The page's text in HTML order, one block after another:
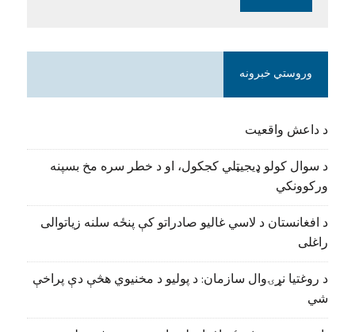
وروستي خبرونه
د داعش واقعیت
د سوال کولو ډیجیټلي کجکول، او د خطر سره مخ بسپنه
ورکوونکي
د افغانستان د لاسي غالیو صادراتو کې پنځه سلنه زیاتوالی
راغلی
د روغتیا نړۍوال سازمان: د پولیو د مخنیوي هڅې دې پراخې
شي